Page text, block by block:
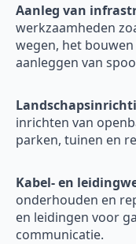
Aanleg van
werkzaamheden
wegen, het
aanleggen van
inrichten van
parken, tuinen en
Kabel- en
onderhouden en
en leidingen voor
communicatie.